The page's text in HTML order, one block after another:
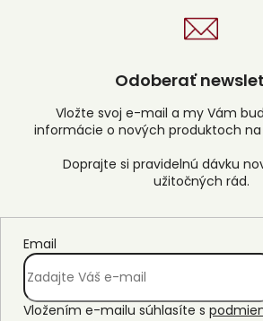
e
p
r
k
v
ý
i
s
e
Odoberať
Vložte svoj e-mail a my Vám
informácie o nových produktoch
Email
Vložením e-mailu súhlasíte s